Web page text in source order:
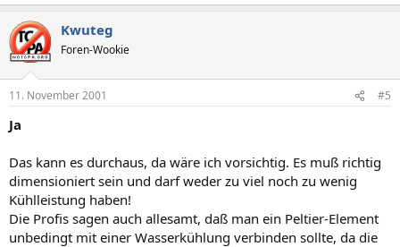
Kwuteg
Foren-Wookie
11. November 2001 #5
Ja
Das kann es durchaus, da wäre ich vorsichtig. Es muß richtig
dimensioniert sein und darf weder zu viel noch zu wenig
Kühlleistung haben!
Die Profis sagen auch allesamt, daß man ein Peltier-Element
unbedingt mit einer Wasserkühlung verbinden sollte, da die